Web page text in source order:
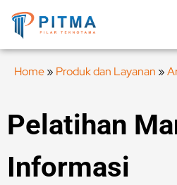
Home» Produk dan Layanan »
Pelatihan
Informasi